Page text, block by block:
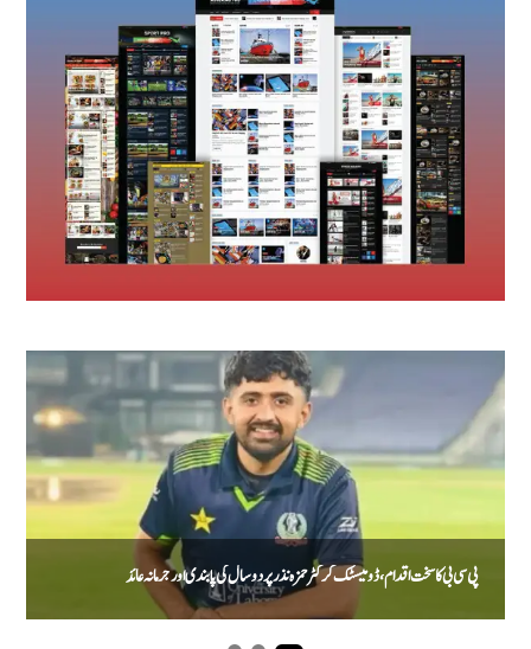
پی سی بی کا سخت اقدام، ڈومیسٹک کرکٹر حمزہ نذر پر دو سال کی پابندی اور جرمانہ عائد